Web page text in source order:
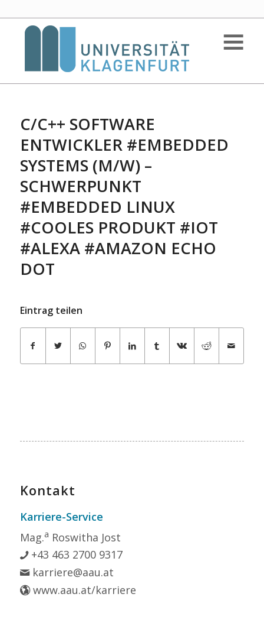
C/C++ SOFTWARE
ENTWICKLER #EMBEDDED
SYSTEMS (M/W) –
SCHWERPUNKT
#EMBEDDED LINUX
#COOLES PRODUKT #IOT
#ALEXA #AMAZON ECHO
DOT
Eintrag teilen
Kontakt
Karriere-Service
Mag.a Roswitha Jost
+43 463 2700 9317
karriere@aau.at
www.aau.at/karriere